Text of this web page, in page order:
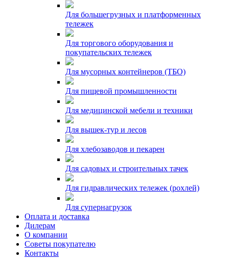
Для большегрузных и платформенных
тележек
Для торгового оборудования и
покупательских тележек
Для мусорных контейнеров (ТБО)
Для пищевой промышленности
Для медицинской мебели и техники
Для вышек-тур и лесов
Для хлебозаводов и пекарен
Для садовых и строительных тачек
Для гидравлических тележек (рохлей)
Для супернагрузок
Оплата и доставка
Дилерам
О компании
Советы покупателю
Контакты